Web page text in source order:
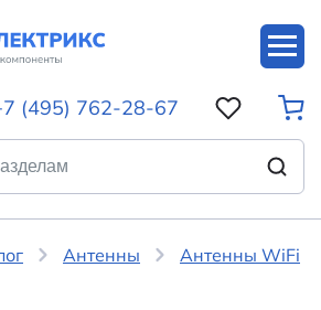
(495) 762-28-67
Антенны Антенны WiFi